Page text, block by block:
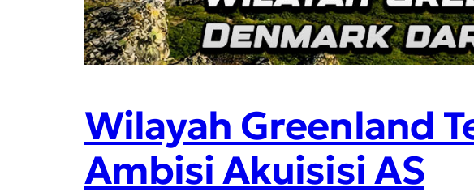
Wilayah Greenland
Ambisi Akuisisi AS